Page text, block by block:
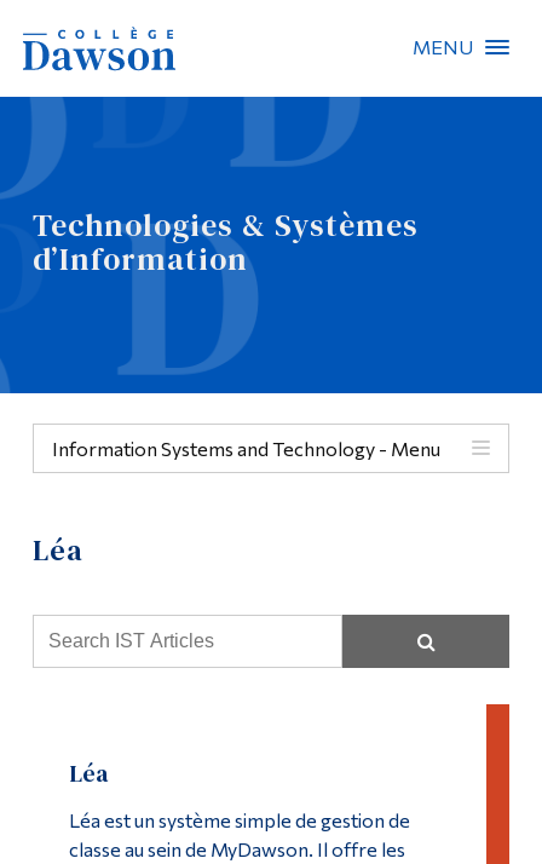
MENU
Technologies & Systèmes
d’Information
Information Systems and Technology - Menu
Ressources informatiques
Léa
Léa
Léa est un système simple de gestion de
classe au sein de MyDawson. Il offre les
Recherche sur le site
Recherche de personnes
EN
Omnivox
Liens rapides
Admissions